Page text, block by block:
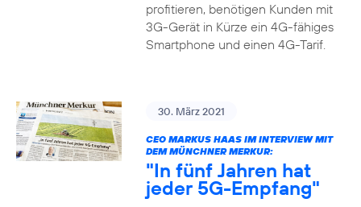
profitieren, benötigen Kunden mit
3G-Gerät in Kürze ein 4G-fähiges
Smartphone und einen 4G-Tarif.
30. März 2021
CEO MARKUS HAAS IM INTERVIEW MIT
DEM MÜNCHNER MERKUR:
"In fünf Jahren hat
jeder 5G-Empfang"